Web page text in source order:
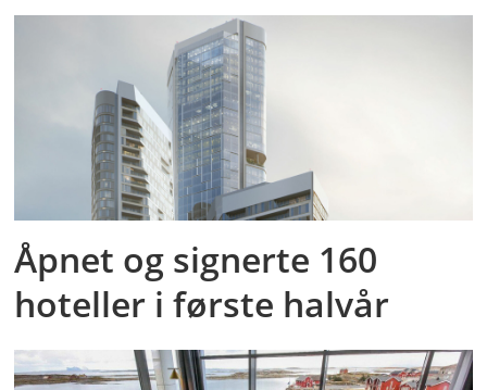
Åpnet og signerte 160
hoteller i første halvår